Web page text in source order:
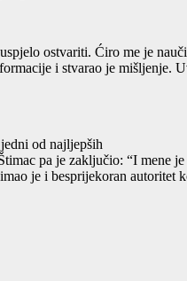
ostvariti. Ćiro me je
i stvarao je mišljenje.
od najljepših
pa je zaključio: “I mene
je i besprijekoran autoritet